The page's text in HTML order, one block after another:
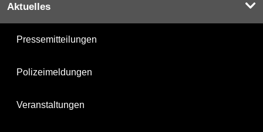
Aktuelles
Pressemitteilungen
Polizeimeldungen
Veranstaltungen